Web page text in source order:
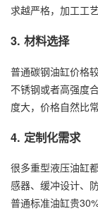
求越严格，加工工
3. 材料选择
普通碳钢油缸价格
不锈钢或者高强度
度大，价格自然比
4. 定制化需求
很多重型液压油缸
感器、缓冲设计、
普通标准油缸贵30%